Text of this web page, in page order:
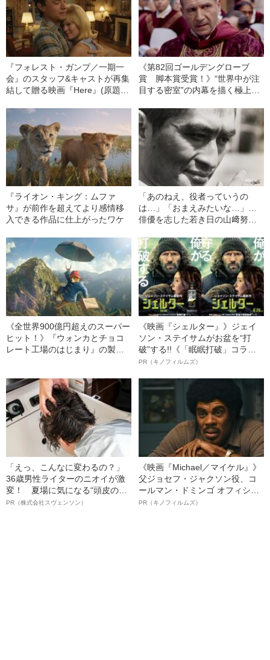
『フォレスト・ガンプ／一期一
会』のスタッフ&キャストが再集
結して贈る映画『Here』(原題)
に決定！《ポスタービジュアル
＆予告映像も解禁》
《第82回ゴールデングローブ
賞 脚本賞受賞！》“世界中が注
目する密室”の内幕を描く極上の
『ライオン・キング：ムファ
サ』が前作を超えてより感情移
入できる作品に仕上がったワケ
「あのねえ、役者っていうの
は…」「おまえみたいな…」…
俳優を志した若き日の山﨑努
る一言”
《全世界900億円超えのスーパー
ヒット！》『ウォンカとチョコ
レート工場のはじまり』の製作
《映画『シェルター』》ジェイ
ソン・ステイサムがお盆を“打
破”する!!《「眠眠打破」コラ
ボ》
PR（キノフィルムズ）
「えっ、こんなに変わるの？」
36歳男性ライターのニオイが激
変！ 夏場に気になる“頭皮のニ
オイ”や“ベタつき”を解消す
PR（株式会社スヴェンソン）
《映画『Michael／マイケル』》
父ジョセフ・ジャクソン役、コ
ールマン・ドミンゴ オフィシャ
ルインタビュー“観客を魅了した
PR（キノフィルムズ）